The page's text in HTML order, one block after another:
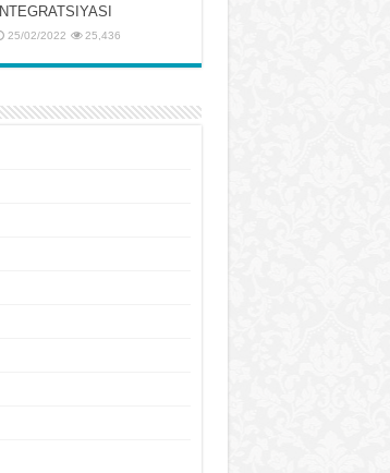
INTЕGRATSIYASI
25/02/2022 25,436